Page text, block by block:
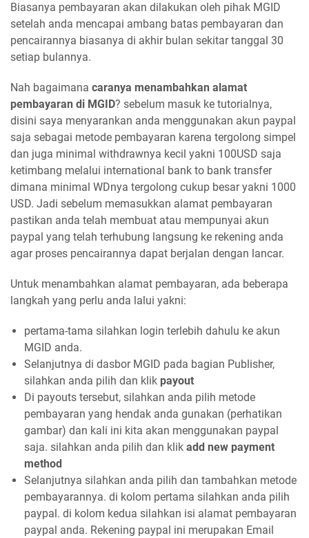
Biasanya pembayaran akan dilakukan oleh pihak MGID
setelah anda mencapai ambang batas pembayaran dan
pencairannya biasanya di akhir bulan sekitar tanggal 30
setiap bulannya.
Nah bagaimana caranya menambahkan alamat
pembayaran di MGID? sebelum masuk ke tutorialnya,
disini saya menyarankan anda menggunakan akun paypal
saja sebagai metode pembayaran karena tergolong simpel
dan juga minimal withdrawnya kecil yakni 100USD saja
ketimbang melalui international bank to bank transfer
dimana minimal WDnya tergolong cukup besar yakni 1000
USD. Jadi sebelum memasukkan alamat pembayaran
pastikan anda telah membuat atau mempunyai akun
paypal yang telah terhubung langsung ke rekening anda
agar proses pencairannya dapat berjalan dengan lancar.
Untuk menambahkan alamat pembayaran, ada beberapa
langkah yang perlu anda lalui yakni:
pertama-tama silahkan login terlebih dahulu ke akun
MGID anda.
Selanjutnya di dasbor MGID pada bagian Publisher,
silahkan anda pilih dan klik payout
Di payouts tersebut, silahkan anda pilih metode
pembayaran yang hendak anda gunakan (perhatikan
gambar) dan kali ini kita akan menggunakan paypal
saja. silahkan anda pilih dan klik add new payment
method
Selanjutnya silahkan anda pilih dan tambahkan metode
pembayarannya. di kolom pertama silahkan anda pilih
paypal. di kolom kedua silahkan isi alamat pembayaran
paypal anda. Rekening paypal ini merupakan Email